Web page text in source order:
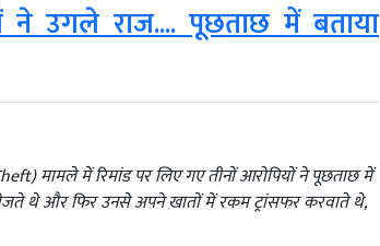
ने उगले राज.... पूछताछ में बताया
मामले में रिमांड पर लिए गए तीनों आरोपियों ने पूछताछ में
थे और फिर उनसे अपने खातों में रकम ट्रांसफर करवाते थे,